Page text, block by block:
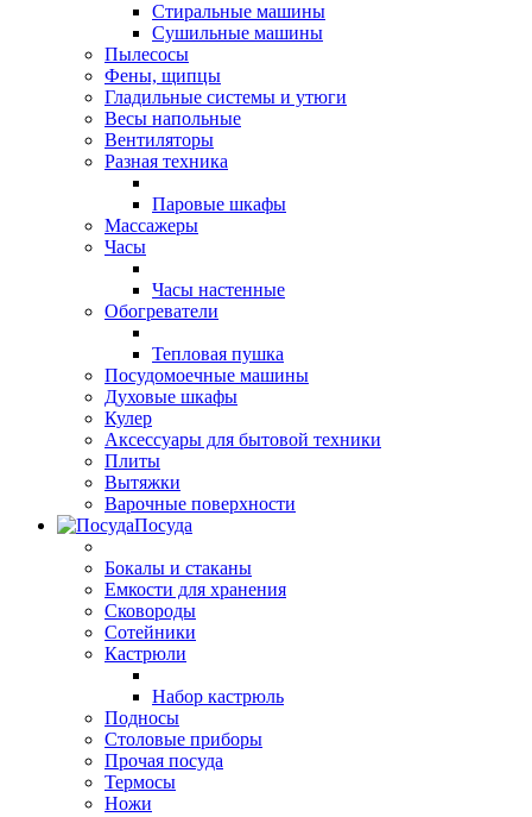
Стиральные машины
Сушильные машины
Пылесосы
Фены, щипцы
Гладильные системы и утюги
Весы напольные
Вентиляторы
Разная техника
Паровые шкафы
Массажеры
Часы
Часы настенные
Обогреватели
Тепловая пушка
Посудомоечные машины
Духовые шкафы
Кулер
Аксессуары для бытовой техники
Плиты
Вытяжки
Варочные поверхности
Посуда
Бокалы и стаканы
Емкости для хранения
Сковороды
Сотейники
Кастрюли
Набор кастрюль
Подносы
Столовые приборы
Прочая посуда
Термосы
Ножи